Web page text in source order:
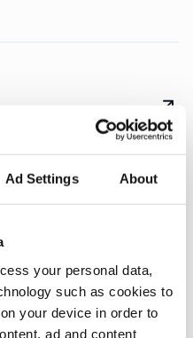
Ad Settings About
your personal data,
such as cookies to
your device in order to
ad and content
drog in
förlängda
– miljoner till